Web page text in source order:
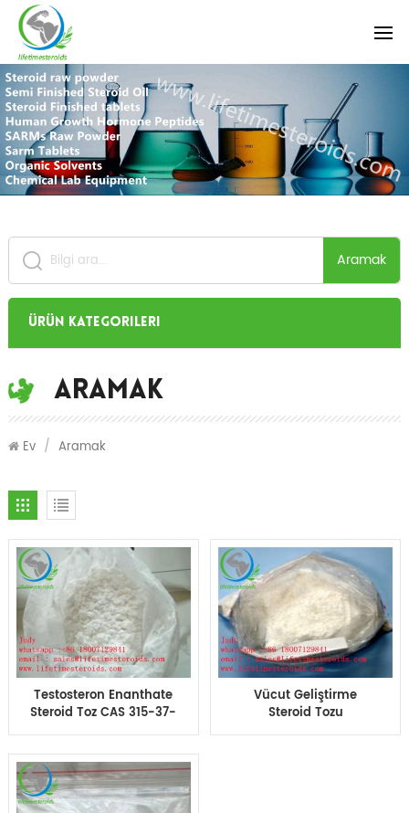
Aramak
Ürün Kategorileri
Aramak
Ev / Aramak
Testosteron Enanthate
Steroid Toz CAS 315-37-
7 Vücut Geliştirme Kas
Saflık
Vücut Geliştirme
Steroid Tozu
Testosteron Enantat